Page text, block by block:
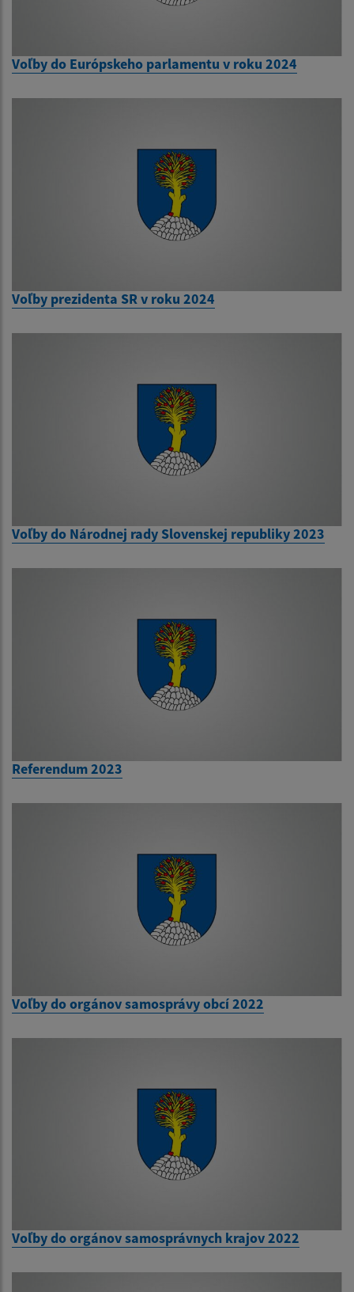
Voľby do Európskeho parlamentu v roku 2024
Voľby prezidenta SR v roku 2024
Voľby do Národnej rady Slovenskej republiky 2023
Referendum 2023
Voľby do orgánov samosprávy obcí 2022
Voľby do orgánov samosprávnych krajov 2022